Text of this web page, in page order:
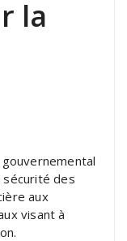
la
sécurité des
aux
visant à